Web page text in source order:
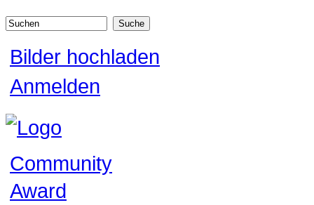
Suchformular
Bilder hochladen
Anmelden
Community
Award